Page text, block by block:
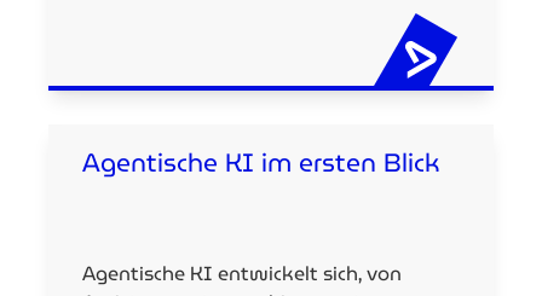
Agentische KI im ersten Blick
Agentische KI entwickelt sich, von